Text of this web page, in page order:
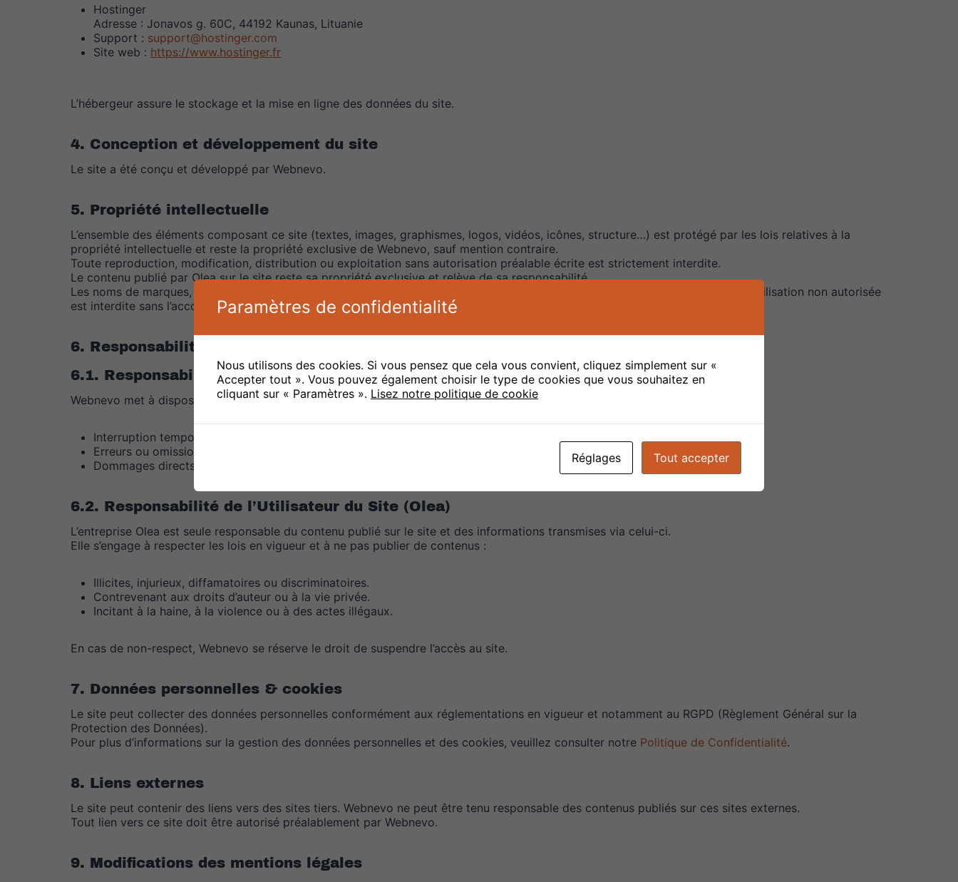
Hostinger
Adresse : Jonavos g. 60C, 44192 Kaunas, Lituanie
Support : support@hostinger.com
Site web : https://www.hostinger.fr
L’hébergeur assure le stockage et la mise en ligne des données du site.
4. Conception et développement du site
Le site a été conçu et développé par Webnevo.
5. Propriété intellectuelle
L’ensemble des éléments composant ce site (textes, images, graphismes, logos, vidéos, icônes, structure…) est protégé par les lois relatives à la
propriété intellectuelle et reste la propriété exclusive de Webnevo, sauf mention contraire.
Toute reproduction, modification, distribution ou exploitation sans autorisation préalable écrite est strictement interdite.
Le contenu publié par Olea sur le site reste sa propriété exclusive et relève de sa responsabilité.
Les noms de marques, logos et autres signes distinctifs utilisés sur ce site sont la propriété de Webnevo et/ou de Olea. Toute utilisation non autorisée
est interdite sans l’accord préalable écrit du propriétaire.
6. Responsabilités
6.1. Responsabilité de l’Éditeur (Webnevo)
Webnevo met à disposition un site fonctionnel et sécurisé, mais ne peut être tenu responsable en cas de :
Interruption temporaire ou permanente du site.
Erreurs ou omissions dans le contenu fourni par [Nom de l’entreprise].
Dommages directs ou indirects causés par l’utilisation du site.
6.2. Responsabilité de l’Utilisateur du Site (Olea)
L’entreprise Olea est seule responsable du contenu publié sur le site et des informations transmises via celui-ci.
Elle s’engage à respecter les lois en vigueur et à ne pas publier de contenus :
Illicites, injurieux, diffamatoires ou discriminatoires.
Contrevenant aux droits d’auteur ou à la vie privée.
Incitant à la haine, à la violence ou à des actes illégaux.
En cas de non-respect, Webnevo se réserve le droit de suspendre l’accès au site.
7. Données personnelles & cookies
Le site peut collecter des données personnelles conformément aux réglementations en vigueur et notamment au RGPD (Règlement Général sur la
Protection des Données).
Pour plus d’informations sur la gestion des données personnelles et des cookies, veuillez consulter notre Politique de Confidentialité.
8. Liens externes
Le site peut contenir des liens vers des sites tiers. Webnevo ne peut être tenu responsable des contenus publiés sur ces sites externes.
Tout lien vers ce site doit être autorisé préalablement par Webnevo.
9. Modifications des mentions légales
Paramètres de confidentialité
Nous utilisons des cookies. Si vous pensez que cela vous convient, cliquez simplement sur «
Accepter tout ». Vous pouvez également choisir le type de cookies que vous souhaitez en
cliquant sur « Paramètres ». Lisez notre politique de cookie
Réglages Tout accepter